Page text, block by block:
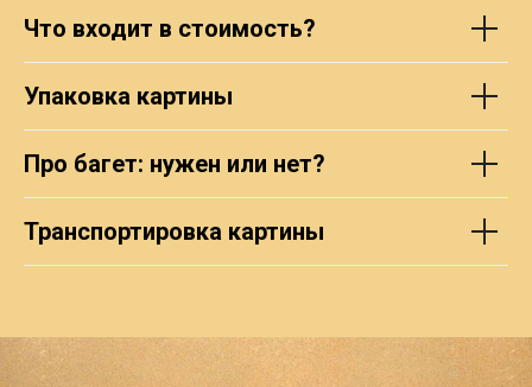
Что входит в стоимость?
Упаковка картины
Про багет: нужен или нет?
Транспортировка картины